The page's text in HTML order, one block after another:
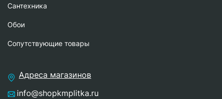
Сантехника
Обои
Сопутствующие товары
Адреса магазинов
info@shopkmplitka.ru